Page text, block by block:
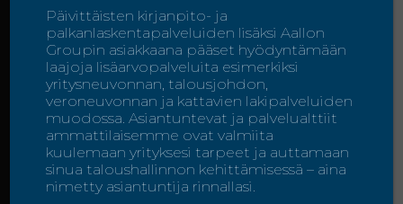

Countmaster Oy
Esterinportti 2
00240 Helsinki
Päivittäisten kirjanpito- ja
palkanlaskentapalveluiden lisäksi Aallon
Groupin asiakkaana pääset hyödyntämään
laajoja lisäarvopalveluita esimerkiksi
yritysneuvonnan, talousjohdon,
veroneuvonnan ja kattavien lakipalveluiden
muodossa. Asiantuntevat ja palvelualttiit
ammattilaisemme ovat valmiita
kuulemaan yrityksesi tarpeet ja auttamaan
sinua taloushallinnon kehittämisessä – aina
nimetty asiantuntija rinnallasi.